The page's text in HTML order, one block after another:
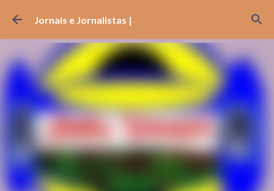
Pular para o conteúdo principal
Jornais e Jornalistas |